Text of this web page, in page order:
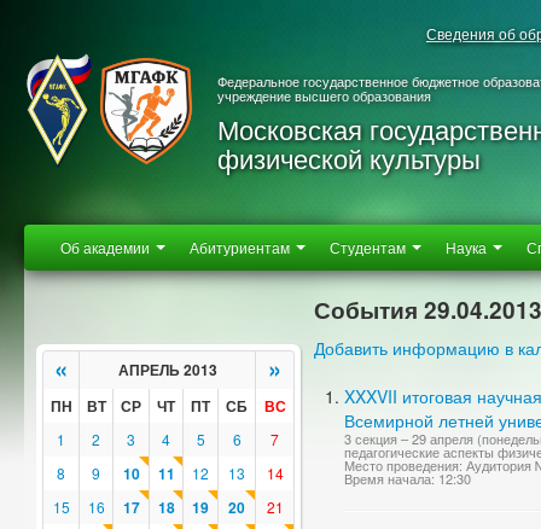
Сведения об
Федеральное государственное бюджетное
учреждение высшего образования
Московская
физической культуры
Об академии Абитуриентам Студентам Наука
« АПРЕЛЬ 2013 »
ПН ВТ СР ЧТ ПТ СБ ВС
1 2 3 4 5 6
7
8
9 10 11 12 13
14
15
16 17 18 19 20
21
События 29.04.2013
Добавить информацию в
XXXVII итоговая
Всемирной летней
3 секция – 29 апреля
педагогические аспекты
Место проведения:
Время начала: 12:30